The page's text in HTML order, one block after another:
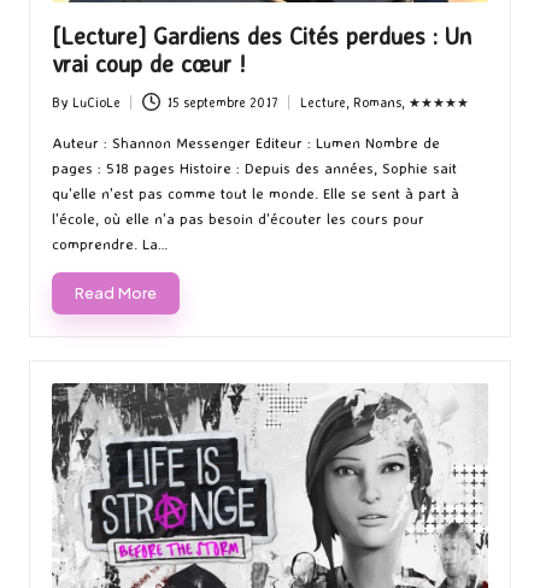
[Lecture] Gardiens des Cités perdues : Un
vrai coup de cœur !
Posted
by
By LuCioLe 15 septembre 2017
Posted
in
Lecture, Romans, ★★★★★
Auteur : Shannon Messenger Editeur : Lumen Nombre de
pages : 518 pages Histoire : Depuis des années, Sophie sait
qu'elle n'est pas comme tout le monde. Elle se sent à part à
l'école, où elle n'a pas besoin d'écouter les cours pour
comprendre. La…
Read More